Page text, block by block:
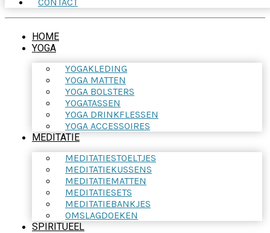
HOME
YOGA
YOGAKLEDING
YOGA MATTEN
YOGA BOLSTERS
YOGATASSEN
YOGA DRINKFLESSEN
YOGA ACCESSOIRES
MEDITATIE
MEDITATIESTOELTJES
MEDITATIEKUSSENS
MEDITATIEMATTEN
MEDITATIESETS
MEDITATIEBANKJES
OMSLAGDOEKEN
SPIRITUEEL